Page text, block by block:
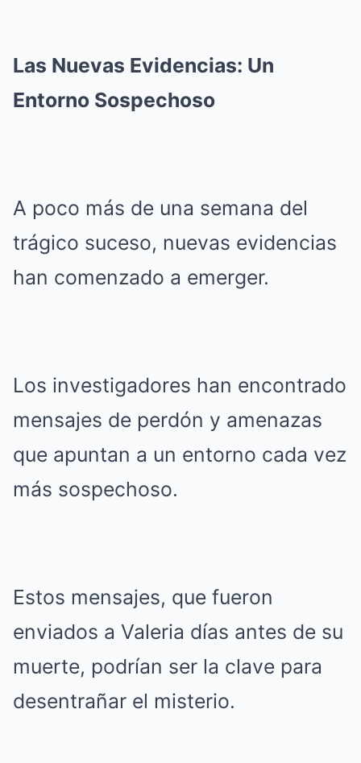
Las Nuevas Evidencias: Un
Entorno Sospechoso
A poco más de una semana del
trágico suceso, nuevas evidencias
han comenzado a emerger.
Los investigadores han encontrado
mensajes de perdón y amenazas
que apuntan a un entorno cada vez
más sospechoso.
Estos mensajes, que fueron
enviados a Valeria días antes de su
muerte, podrían ser la clave para
desentrañar el misterio.